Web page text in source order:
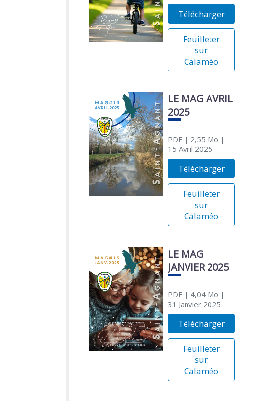
Télécharger
Feuilleter
sur
Calaméo
LE MAG AVRIL
2025
PDF| 2,55 Mo |
15 Avril 2025
Télécharger
Feuilleter
sur
Calaméo
LE MAG
JANVIER 2025
PDF| 4,04 Mo |
31 Janvier 2025
Télécharger
Feuilleter
sur
Calaméo